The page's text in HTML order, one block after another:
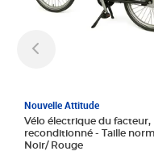
Nouvelle Attitude
Vélo électrique du facteur,
reconditionné - Taille normale -
Noir/ Rouge